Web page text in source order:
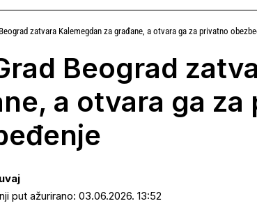
zatvara Kalemegdan za građane, a otvara ga za privatno
Beograd
a otvara ga za
put ažurirano: 03.06.2026. 13:52